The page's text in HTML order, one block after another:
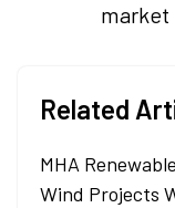
market
Related
MHA
Wind Projects